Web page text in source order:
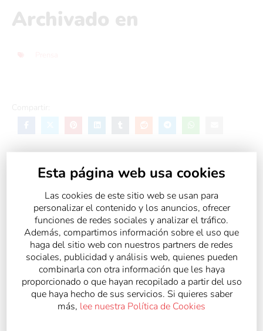
Archivado en
Compartir:
Esta página web usa cookies
Las cookies de este sitio web se usan para
personalizar el contenido y los anuncios, ofrecer
funciones de redes sociales y analizar el tráfico.
Además, compartimos información sobre el uso que
haga del sitio web con nuestros partners de redes
sociales, publicidad y análisis web, quienes pueden
combinarla con otra información que les haya
proporcionado o que hayan recopilado a partir del uso
que haya hecho de sus servicios. Si quieres saber
más, lee nuestra Política de Cookies